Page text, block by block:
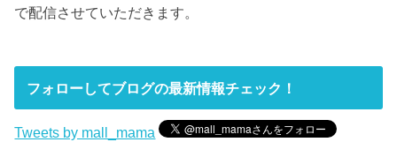
で配信させていただきます。
フォローしてブログの最新情報チェック！
Tweets by mall_mama